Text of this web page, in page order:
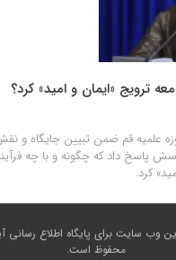
ترویج «ایمان و امید» کرد؟
علمیه قم ضمن تبیین جایگاه و
پاسخ داد که چگونه و با چه
کرد.
پایگاه اطلاع
محفوظ است.